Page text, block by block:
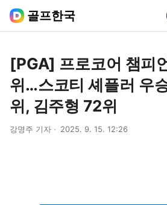
골프한국
[PGA] 프로코어 챔피
위…스코티 셰플러 우
위, 김주형 72위
강명주 기자 2025. 9. 15. 12:26